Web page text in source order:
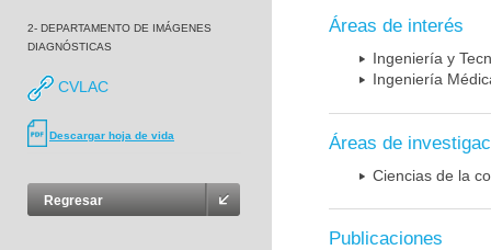
2- DEPARTAMENTO DE IMÁGENES
DIAGNÓSTICAS
CVLAC
Descargar hoja de vida
Regresar
Áreas de interés
Ingeniería y
Ingeniería
Áreas de
Ciencias de la
Publicaciones